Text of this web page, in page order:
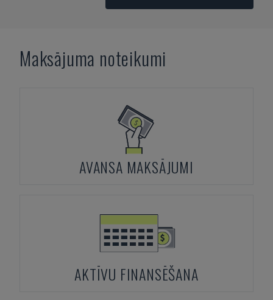
Maksājuma noteikumi
AVANSA MAKSĀJUMI
AKTĪVU FINANSĒŠANA